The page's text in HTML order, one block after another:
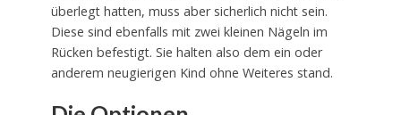
überlegt hatten, muss aber sicherlich nicht sein.
Diese sind ebenfalls mit zwei kleinen Nägeln im
Rücken befestigt. Sie halten also dem ein oder
anderem neugierigen Kind ohne Weiteres stand.